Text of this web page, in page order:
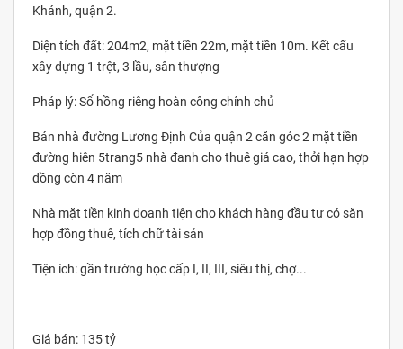
Khánh, quận 2.
Diện tích đất: 204m2, mặt tiền 22m, mặt tiền 10m. Kết cấu
xây dựng 1 trệt, 3 lầu, sân thượng
Pháp lý: Sổ hồng riêng hoàn công chính chủ
Bán nhà đường Lương Định Của quận 2 căn góc 2 mặt tiền
đường hiên 5trang5 nhà đanh cho thuê giá cao, thởi hạn hợp
đồng còn 4 năm
Nhà mặt tiền kinh doanh tiện cho khách hàng đầu tư có săn
hợp đồng thuê, tích chữ tài sản
Tiện ích: gần trường học cấp I, II, III, siêu thị, chợ...
Giá bán: 135 tỷ